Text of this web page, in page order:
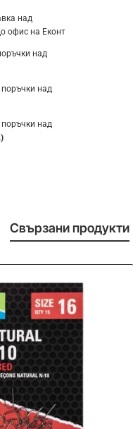
над
офис на Еконт
над
поръчки над
поръчки над
Свързани продукти